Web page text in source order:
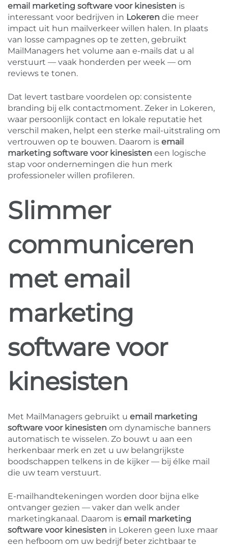
email marketing software voor kinesisten is
interessant voor bedrijven in Lokeren die meer
impact uit hun mailverkeer willen halen. In plaats
van losse campagnes op te zetten, gebruikt
MailManagers het volume aan e-mails dat u al
verstuurt — vaak honderden per week — om
reviews te tonen.
Dat levert tastbare voordelen op: consistente
branding bij elk contactmoment. Zeker in Lokeren,
waar persoonlijk contact en lokale reputatie het
verschil maken, helpt een sterke mail-uitstraling om
vertrouwen op te bouwen. Daarom is email
marketing software voor kinesisten een logische
stap voor ondernemingen die hun merk
professioneler willen profileren.
Slimmer
communiceren
met email
marketing
software voor
kinesisten
Met MailManagers gebruikt u email marketing
software voor kinesisten om dynamische banners
automatisch te wisselen. Zo bouwt u aan een
herkenbaar merk en zet u uw belangrijkste
boodschappen telkens in de kijker — bij élke mail
die uw team verstuurt.
E-mailhandtekeningen worden door bijna elke
ontvanger gezien — vaker dan welk ander
marketingkanaal. Daarom is email marketing
software voor kinesisten in Lokeren geen luxe maar
een hefboom om uw bedrijf beter zichtbaar te